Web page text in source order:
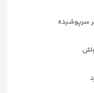
سرپوشیده